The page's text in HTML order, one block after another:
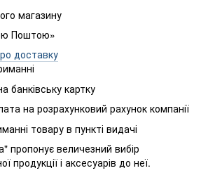
магазину
Поштою»
доставку
банківську картку
на розрахунковий рахунок компанії
товару в пункті видачі
пропонує величезний вибір
продукції і аксесуарів до неї.